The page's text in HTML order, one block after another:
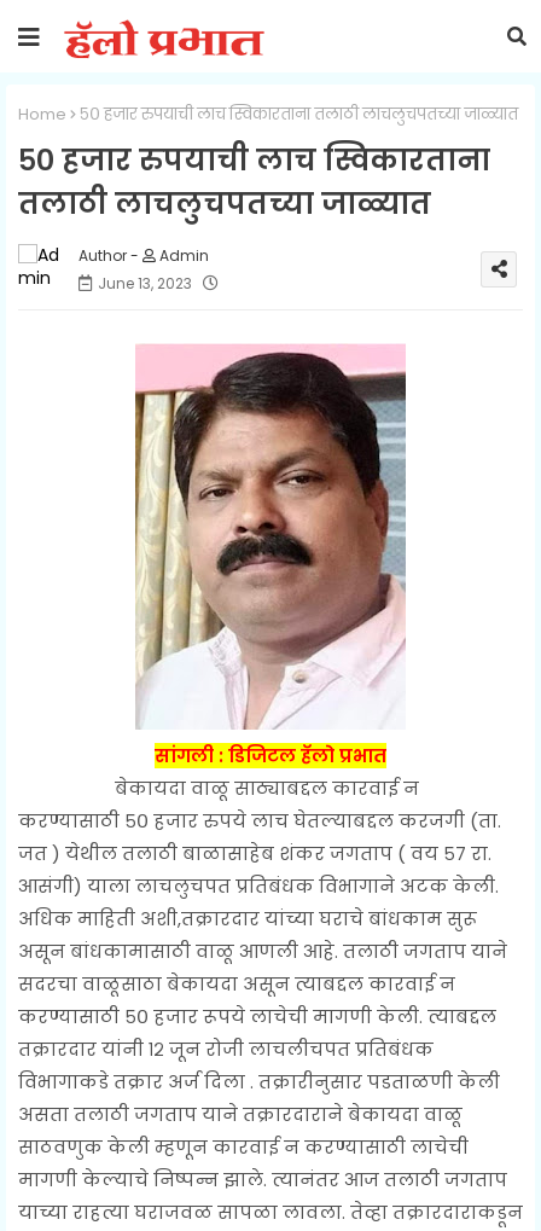
Home ५० हजार रुपयाची लाच स्विकारताना तलाठी लाचलुचपतच्या जाळ्यात
५० हजार रुपयाची लाच स्विकारताना
तलाठी लाचलुचपतच्या जाळ्यात
Admin
June 13, 2023
सांगली : डिजिटल हॅलो प्रभात
बेकायदा वाळू साठ्याबद्दल कारवाई न
करण्यासाठी ५० हजार रुपये लाच घेतल्याबद्दल करजगी (ता.
जत ) येथील तलाठी बाळासाहेब शंकर जगताप ( वय ५७ रा.
आसंगी) याला लाचलुचपत प्रतिबंधक विभागाने अटक केली.
अधिक माहिती अशी,तक्रारदार यांच्या घराचे बांधकाम सुरू
असून बांधकामासाठी वाळू आणली आहे. तलाठी जगताप याने
सदरचा वाळूसाठा बेकायदा असून त्याबद्दल कारवाई न
करण्यासाठी ५० हजार रूपये लाचेची मागणी केली. त्याबद्दल
तक्रारदार यांनी १२ जून रोजी लाचलीचपत प्रतिबंधक
विभागाकडे तक्रार अर्ज दिला . तक्रारीनुसार पडताळणी केली
असता तलाठी जगताप याने तक्रारदाराने बेकायदा वाळू
साठवणुक केली म्हणून कारवाई न करण्यासाठी लाचेची
मागणी केल्याचे निष्पन्न झाले. त्यानंतर आज तलाठी जगताप
याच्या राहत्या घराजवळ सापळा लावला. तेव्हा तक्रारदाराकडून